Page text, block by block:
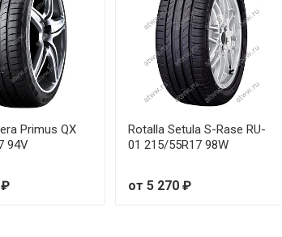
Continental PremiumContact 7 245/45R19 98W
Continental PremiumContact 7 245/50R18 100Y
Continental PremiumContact 7 255/45R18 103Y
Continental PremiumContact 7 255/50R19 107Y
Continental PremiumContact 7 255/50R20 109Y
Primus QX
94V
Rotalla Setula S-Rase RU-
01 215/55R17 98W
от 5 270 ₽